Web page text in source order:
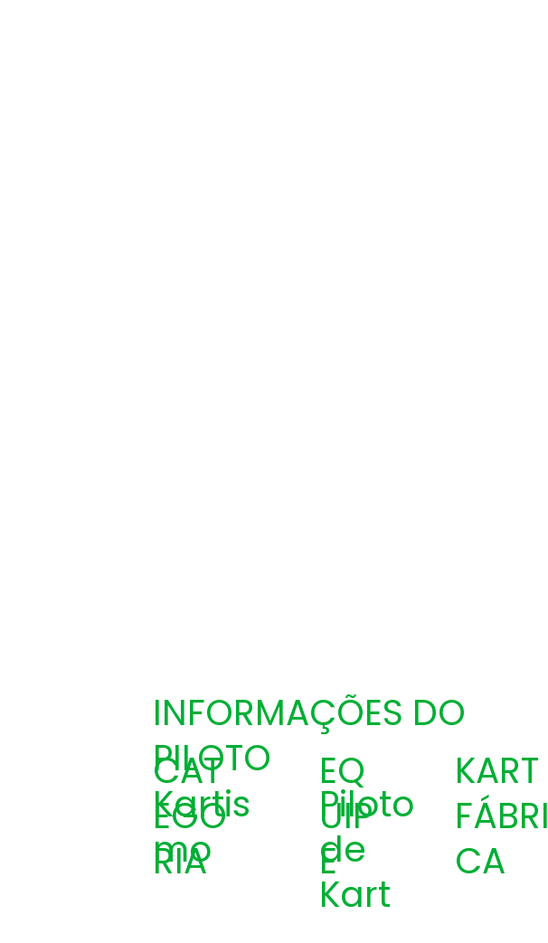
INFORMAÇÕES DO
PILOTO
CAT
EGO
RIA
Kartis
mo
EQ
UIP
E
Piloto
de
Kart
KART
FÁBRI
CA